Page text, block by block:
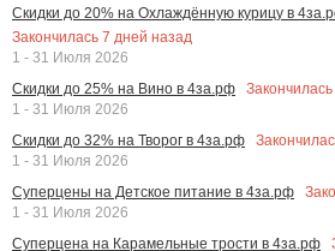
Скидки до 20% на Охлаждённую курицу в
Закончилась 7 дней назад
1 - 31 Июля 2026
Скидки до 25% на Вино в 4за.рф
Закончилась
1 - 31 Июля 2026
Скидки до 32% на Творог в 4за.рф
1 - 31 Июля 2026
Суперцены на Детское питание в 4за.рф
1 - 31 Июля 2026
Суперцена на Карамельные трости в 4за.рф